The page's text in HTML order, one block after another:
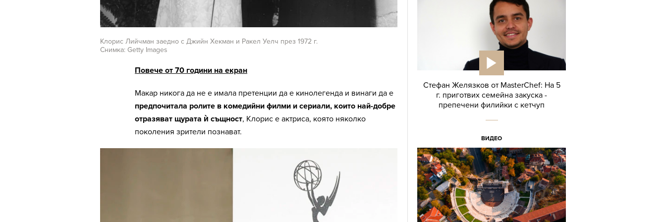
Клорис Лийчман заедно с Джийн Хекман и Ракел Уелч през 1972 г.
Снимка: Getty Images
Повече от 70 години на екран
Макар никога да не е имала претенции да е кинолегенда и винаги да е
предпочитала ролите в комедийни филми и сериали, които най-добре
отразяват щурата ѝ същност, Клорис е актриса, която няколко
поколения зрители познават.
Стефан Желязков от MasterChef: На 5
г. приготвих семейна закуска -
препечени филийки с кетчуп
ВИДЕО